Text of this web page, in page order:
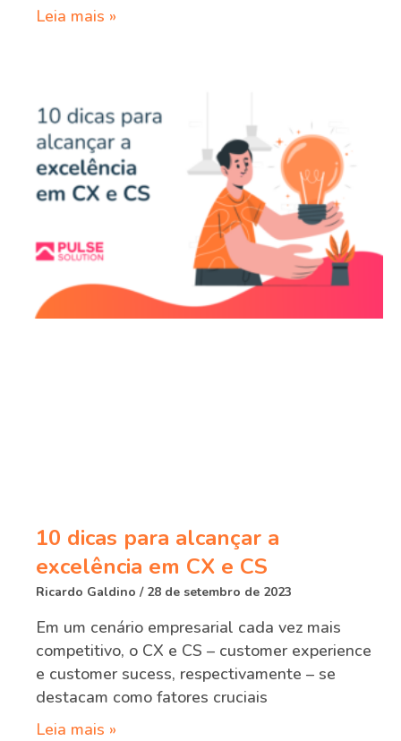
Leia mais »
10 dicas para alcançar a
excelência em CX e CS
Ricardo Galdino 28 de setembro de 2023
Em um cenário empresarial cada vez mais
competitivo, o CX e CS – customer experience
e customer sucess, respectivamente – se
destacam como fatores cruciais
Leia mais »